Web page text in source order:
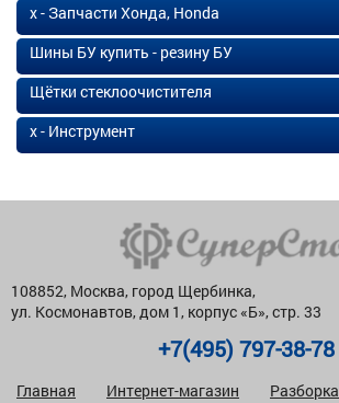
х - Запчасти Хонда, Honda
Шины БУ купить - резину БУ
Щётки стеклоочистителя
х - Инструмент
108852, Москва, город Щербинка,
ул. Космонавтов, дом 1, корпус «Б», стр. 33
+7(495) 797-38-78
Главная Интернет-магазин Разборка